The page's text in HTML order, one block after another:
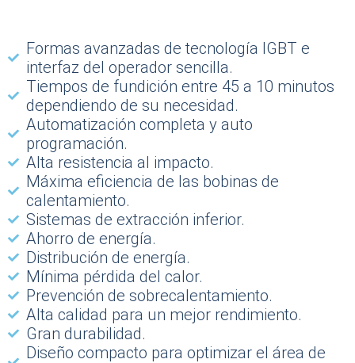
Formas avanzadas de tecnología IGBT e
interfaz del operador sencilla.
Tiempos de fundición entre 45 a 10 minutos
dependiendo de su necesidad.
Automatización completa y auto
programación.
Alta resistencia al impacto.
Máxima eficiencia de las bobinas de
calentamiento.
Sistemas de extracción inferior.
Ahorro de energía.
Distribución de energía.
Mínima pérdida del calor.
Prevención de sobrecalentamiento.
Alta calidad para un mejor rendimiento.
Gran durabilidad.
Diseño compacto para optimizar el área de